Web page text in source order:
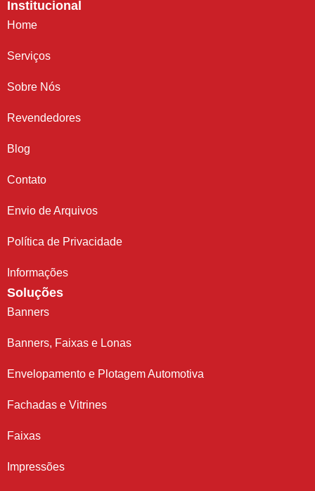
Institucional
Home
Serviços
Sobre Nós
Revendedores
Blog
Contato
Envio de Arquivos
Política de Privacidade
Informações
Soluções
Banners
Banners, Faixas e Lonas
Envelopamento e Plotagem Automotiva
Fachadas e Vitrines
Faixas
Impressões